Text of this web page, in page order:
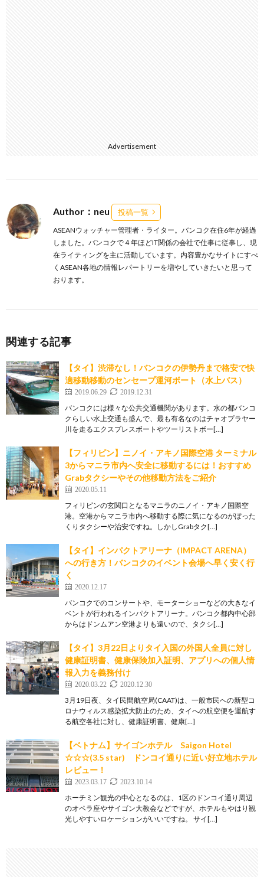
Advertisement
Author：neu 投稿一覧
ASEANウォッチャー管理者・ライター。バンコク在住6年が経過
しました。バンコクで４年ほどIT関係の会社で仕事に従事し、現
在ライティングを主に活動しています。内容豊かなサイトにすべ
くASEAN各地の情報レパートリーを増やしていきたいと思って
おります。
関連する記事
【タイ】渋滞なし！バンコクの伊勢丹まで格安で快
適移動移動のセンセープ運河ボート（水上バス）
2019.06.29 2019.12.31
バンコクには様々な公共交通機関があります。水の都バンコ
クらしい水上交通も盛んで、最も有名なのはチャオプラヤー
川を走るエクスプレスボートやツーリストボー[…]
【フィリピン】ニノイ・アキノ国際空港 ターミナル
3からマニラ市内へ安全に移動するには！おすすめ
Grabタクシーやその他移動方法をご紹介
2020.05.11
フィリピンの玄関口となるマニラのニノイ・アキノ国際空
港。空港からマニラ市内へ移動する際に気になるのがぼった
くりタクシーや治安ですね。しかしGrabタク[…]
【タイ】インパクトアリーナ（IMPACT ARENA）
への行き方！バンコクのイベント会場へ早く安く行
く
2020.12.17
バンコクでのコンサートや、モーターショーなどの大きなイ
ベントが行われるインパクトアリーナ。バンコク都内中心部
からはドンムアン空港よりも遠いので、タクシ[…]
【タイ】3月22日よりタイ入国の外国人全員に対し
健康証明書、健康保険加入証明、アプリへの個人情
報入力を義務付け
2020.03.22 2020.12.30
3月19日夜、タイ民間航空局(CAAT)は、一般市民への新型コ
ロナウィルス感染拡大防止のため、タイへの航空便を運航す
る航空各社に対し、健康証明書、健康[…]
【ベトナム】サイゴンホテル Saigon Hotel
☆☆☆(3.5 star) ドンコイ通りに近い好立地ホテル
レビュー！
2023.03.17 2023.10.14
ホーチミン観光の中心となるのは、1区のドンコイ通り周辺
のオペラ座やサイゴン大教会などですが、ホテルもやはり観
光しやすいロケーションがいいですね。 サイ[…]